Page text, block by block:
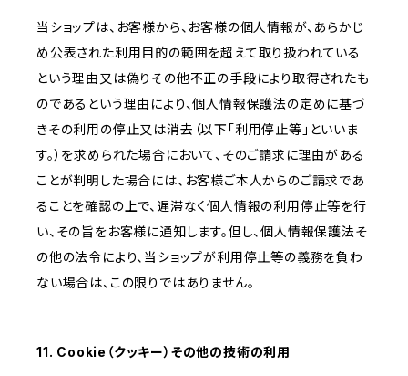
当ショップは、お客様から、お客様の個人情報が、あらかじ
め公表された利用目的の範囲を超えて取り扱われている
という理由又は偽りその他不正の手段により取得されたも
のであるという理由により、個人情報保護法の定めに基づ
きその利用の停止又は消去（以下「利用停止等」といいま
す。）を求められた場合において、そのご請求に理由がある
ことが判明した場合には、お客様ご本人からのご請求であ
ることを確認の上で、遅滞なく個人情報の利用停止等を行
い、その旨をお客様に通知します。但し、個人情報保護法そ
の他の法令により、当ショップが利用停止等の義務を負わ
ない場合は、この限りではありません。
11. Cookie（クッキー）その他の技術の利用